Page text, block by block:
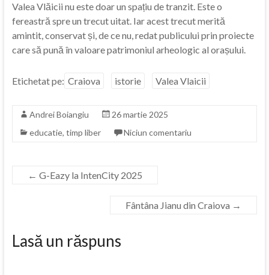
Valea Vlăicii nu este doar un spațiu de tranzit. Este o
fereastră spre un trecut uitat. Iar acest trecut merită
amintit, conservat și, de ce nu, redat publicului prin proiecte
care să pună în valoare patrimoniul arheologic al orașului.
Etichetat pe: Craiova istorie Valea Vlaicii
Andrei Boiangiu
26 martie 2025
educatie, timp liber Niciun comentariu
← G-Eazy la IntenCity 2025
Fântâna Jianu din Craiova →
Lasă un răspuns